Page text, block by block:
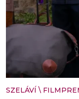
SZELÁVÍ \